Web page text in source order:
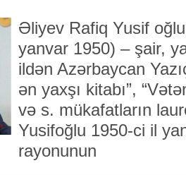
Əliyev Rafiq Yusif
yanvar 1950) – şair,
ildən Azərbaycan
ən yaxşı kitabı”,
və s. mükafatların
Yusifoğlu 1950-ci il
rayonunun